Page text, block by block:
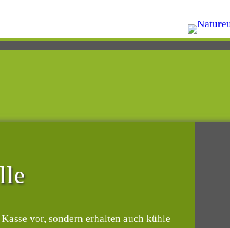
vor, sondern erhalten auch kühle